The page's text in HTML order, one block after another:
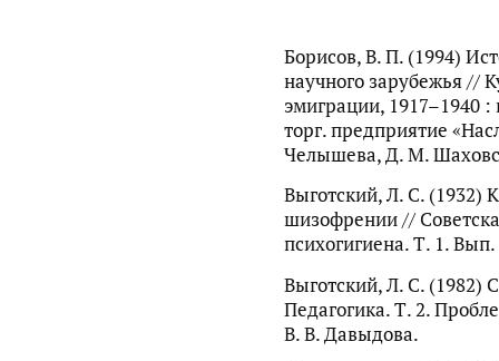
Борисов, В. П. (1994)
научного зарубежья //
эмиграции, 1917–1940
торг. предприятие
Челышева, Д. М.
Выготский, Л. С. (1932)
шизофрении //
психогигиена. Т. 1.
Выготский, Л. С. (1982)
Педагогика. Т. 2.
В. В. Давыдова.